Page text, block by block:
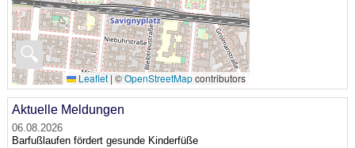
🔍
Leaflet|©OpenStreetMapcontributors
Aktuelle Meldungen
06.08.2026
Barfußlaufen fördert gesunde Kinderfüße